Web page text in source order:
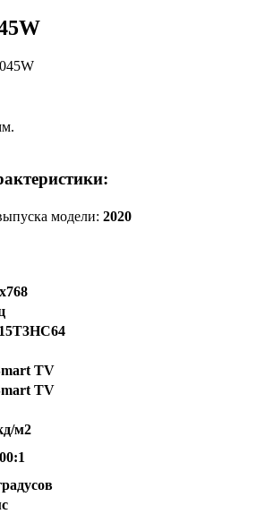
модели:2020
TV
TV
м2